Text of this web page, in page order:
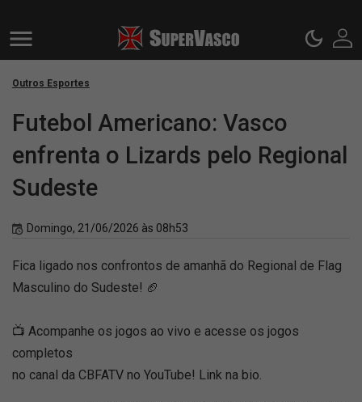
Outros Esportes
Futebol Americano: Vasco
enfrenta o Lizards pelo Regional
Sudeste
Domingo, 21/06/2026 às 08h53
Fica ligado nos confrontos de amanhã do Regional de Flag
Masculino do Sudeste! 🏈
📺 Acompanhe os jogos ao vivo e acesse os jogos
completos
no canal da CBFATV no YouTube! Link na bio.